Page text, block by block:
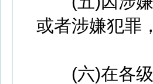
或者涉嫌犯罪
(六)在各级